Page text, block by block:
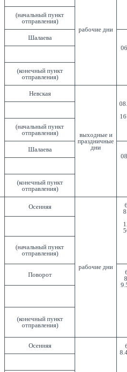
рабочие дни
(начальный пункт
отправления)
Шалаева
(конечный пункт
отправления)
Невская
выходные и
праздничные
дни
(начальный пункт
отправления)
Шалаева
(конечный пункт
отправления)
Осенняя
рабочие дни
(начальный пункт
отправления)
Поворот
(конечный пункт
отправления)
Осенняя